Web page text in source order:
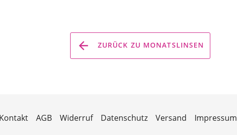
ZURÜCK ZU MONATSLINSEN
Kontakt AGB Widerruf Datenschutz Versand Impressum